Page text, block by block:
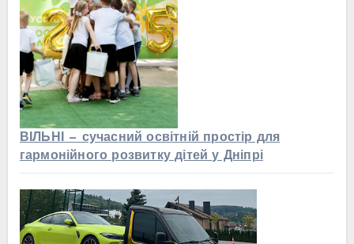
ВІЛЬНІ — сучасний освітній простір для
гармонійного розвитку дітей у Дніпрі